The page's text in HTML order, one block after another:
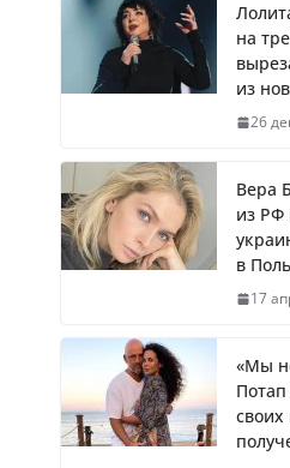
Что заявил
Житель
украинцев
Вера
помогает
на
из
26
Вера
из РФ
в
17
«Мы
Потап
своих